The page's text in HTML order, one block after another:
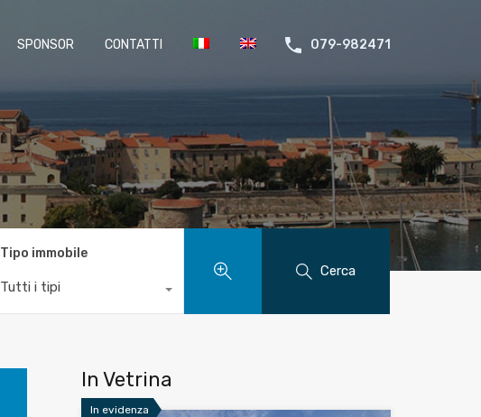
SPONSOR CONTATTI 079-982471
Tipo immobile
Tutti i tipi
Cerca
In Vetrina
In evidenza